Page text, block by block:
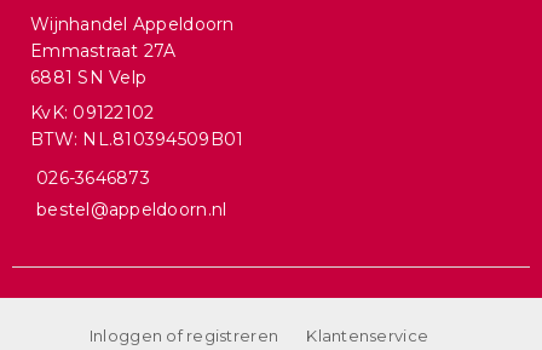
Wijnhandel Appeldoorn
Emmastraat 27A
6881 SN Velp
KvK: 09122102
BTW: NL.810394509B01
026-3646873
bestel@appeldoorn.nl
Inloggen of registreren
Klantenservice